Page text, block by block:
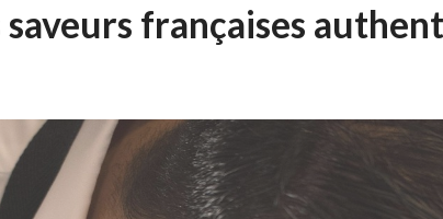
françaises